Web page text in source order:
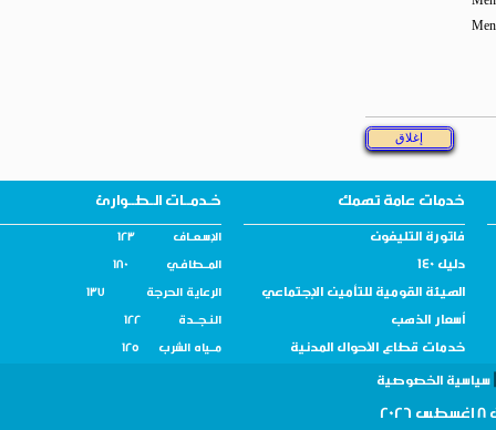
خدمات عامة تهمك خـدمــات الـطــوارئ
فاتورة التليفون الإسـعــاف 123
دليل 140 المــطافـي 180
الهيئة القومية للتأمين الإجتماعي الرعاية الحرجة 137
أسعار الذهب النـجــدة 122
خدمات قطاع الأحوال المدنية مــياه الشرب 125
الخصوصية